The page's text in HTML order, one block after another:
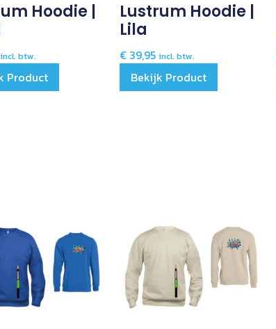
Hoodie |
incl. btw.
Product
Lustrum Hoodie |
Lila
€ 39,95 incl. btw.
Bekijk Product